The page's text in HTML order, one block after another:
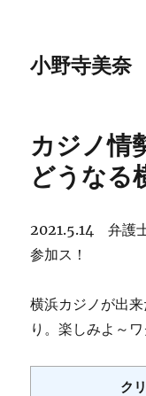
小野寺美
カジノ
どうなる
2021.5.14 弁護
参加ス！
横浜カジノが出
り。楽しみよ～
ク